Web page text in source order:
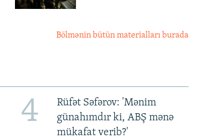
Bölmənin bütün materialları burada
4
Rüfət Səfərov: 'Mənim
günahımdır ki, ABŞ mənə
mükafat verib?'